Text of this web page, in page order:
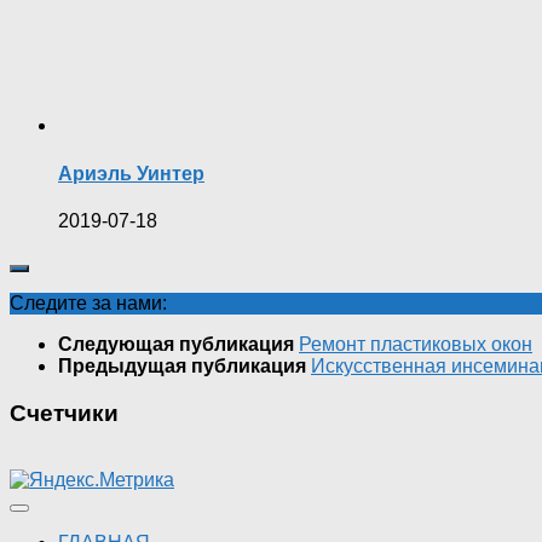
Ариэль Уинтер
2019-07-18
Следите за нами:
Следующая публикация Ремонт пластиковых окон
Предыдущая публикация Искусственная
Счетчики